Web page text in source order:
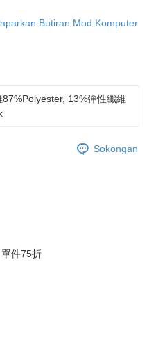
Butiran Mod Komputer
13%彈性纖維
Sokongan
件75折